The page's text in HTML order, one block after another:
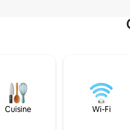
Cuisine Wi-Fi